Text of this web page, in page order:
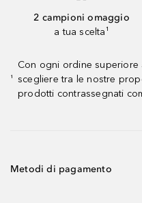
2 campioni omaggio
a tua scelta¹
¹
Con ogni ordine superiore
scegliere tra le nostre
prodotti contrassegnati
Metodi di pagamento